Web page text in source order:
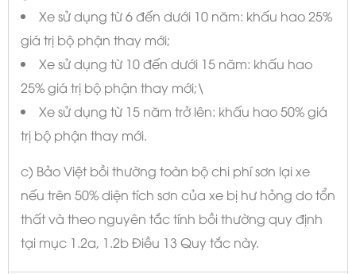
Xe sử dụng từ 6 đến dưới 10 năm: khấu hao 25%
giá trị bộ phận thay mới;
Xe sử dụng từ 10 đến dưới 15 năm: khấu hao
25% giá trị bộ phận thay mới;\
Xe sử dụng từ 15 năm trở lên: khấu hao 50% giá
trị bộ phận thay mới.
c) Bảo Việt bồi thường toàn bộ chi phí sơn lại xe
nếu trên 50% diện tích sơn của xe bị hư hỏng do tổn
thất và theo nguyên tắc tính bồi thường quy định
tại mục 1.2a, 1.2b Điều 13 Quy tắc này.